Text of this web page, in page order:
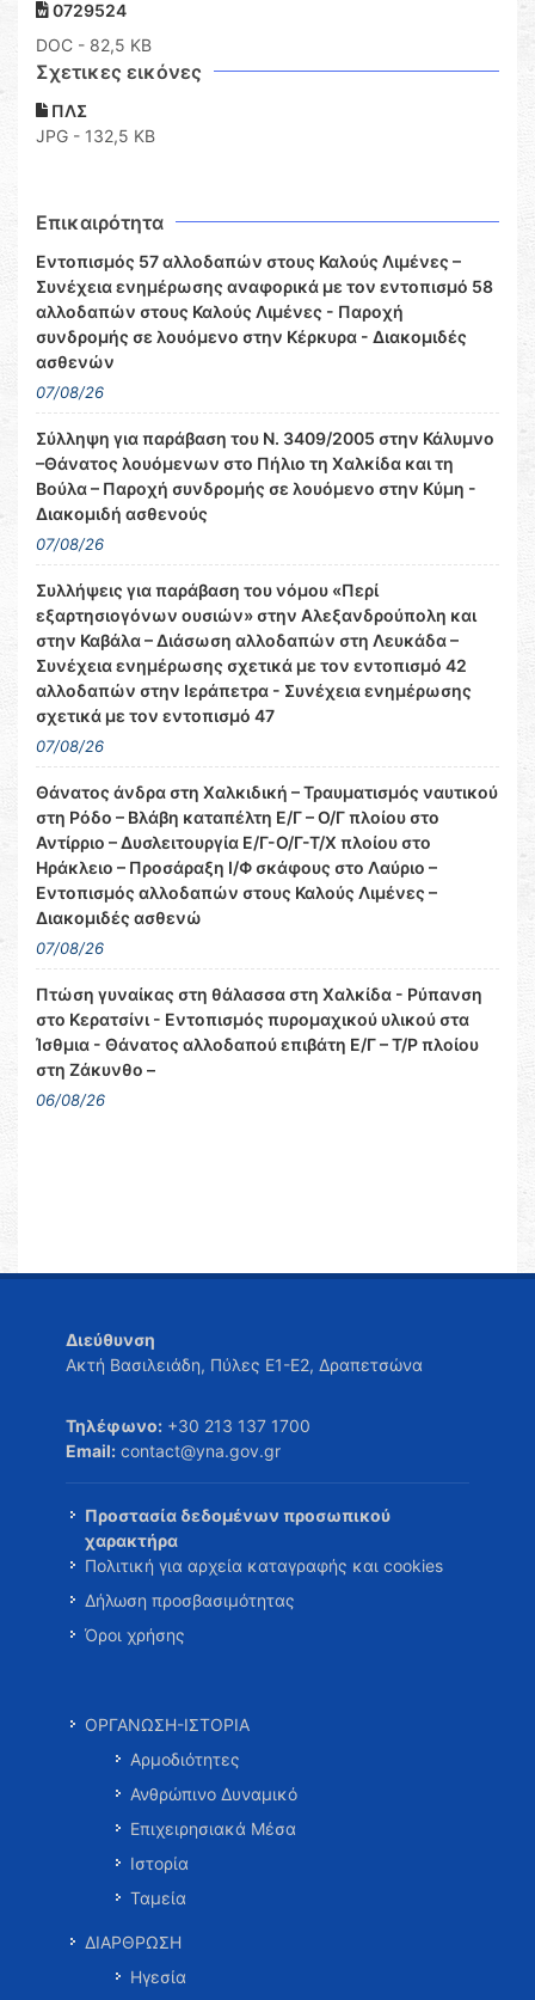
0729524
DOC - 82,5 KB
Σχετικες εικόνες
ΠΛΣ
JPG - 132,5 KB
Επικαιρότητα
Εντοπισμός 57 αλλοδαπών στους Καλούς Λιμένες –
Συνέχεια ενημέρωσης αναφορικά με τον εντοπισμό 58
αλλοδαπών στους Καλούς Λιμένες - Παροχή
συνδρομής σε λουόμενο στην Κέρκυρα - Διακομιδές
ασθενών
07/08/26
Σύλληψη για παράβαση του Ν. 3409/2005 στην Κάλυμνο
–Θάνατος λουόμενων στο Πήλιο τη Χαλκίδα και τη
Βούλα – Παροχή συνδρομής σε λουόμενο στην Κύμη -
Διακομιδή ασθενούς
07/08/26
Συλλήψεις για παράβαση του νόμου «Περί
εξαρτησιογόνων ουσιών» στην Αλεξανδρούπολη και
στην Καβάλα – Διάσωση αλλοδαπών στη Λευκάδα –
Συνέχεια ενημέρωσης σχετικά με τον εντοπισμό 42
αλλοδαπών στην Ιεράπετρα - Συνέχεια ενημέρωσης
σχετικά με τον εντοπισμό 47
07/08/26
Θάνατος άνδρα στη Χαλκιδική – Τραυματισμός ναυτικού
στη Ρόδο – Βλάβη καταπέλτη Ε/Γ – Ο/Γ πλοίου στο
Αντίρριο – Δυσλειτουργία Ε/Γ-Ο/Γ-Τ/Χ πλοίου στο
Ηράκλειο – Προσάραξη Ι/Φ σκάφους στο Λαύριο –
Εντοπισμός αλλοδαπών στους Καλούς Λιμένες –
Διακομιδές ασθενώ
07/08/26
Πτώση γυναίκας στη θάλασσα στη Χαλκίδα - Ρύπανση
στο Κερατσίνι - Εντοπισμός πυρομαχικού υλικού στα
Ίσθμια - Θάνατος αλλοδαπού επιβάτη Ε/Γ – Τ/Ρ πλοίου
στη Ζάκυνθο –
06/08/26
Διεύθυνση
Ακτή Βασιλειάδη, Πύλες Ε1-Ε2, Δραπετσώνα
Τηλέφωνο: +30 213 137 1700
Email: contact@yna.gov.gr
Προστασία δεδομένων προσωπικού
χαρακτήρα
Πολιτική για αρχεία καταγραφής και cookies
Δήλωση προσβασιμότητας
Όροι χρήσης
ΟΡΓΑΝΩΣΗ-ΙΣΤΟΡΙΑ
Αρμοδιότητες
Ανθρώπινο Δυναμικό
Επιχειρησιακά Μέσα
Ιστορία
Ταμεία
ΔΙΑΡΘΡΩΣΗ
Ηγεσία